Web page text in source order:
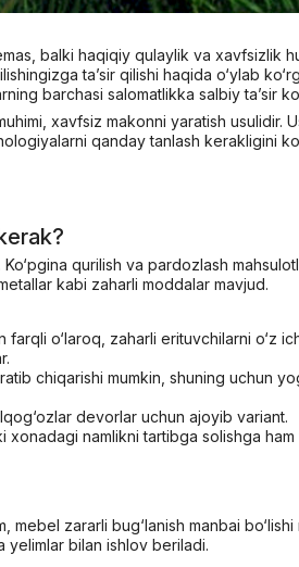
balki haqiqiy qulaylik va xavfsizlik
ta’sir qilishi haqida o‘ylab
barchasi salomatlikka salbiy ta’sir
xavfsiz makonni yaratish usulidir.
qanday tanlash kerakligini
qurilish va pardozlash
kabi zaharli moddalar mavjud.
o‘laroq, zaharli erituvchilarni o‘z
chiqarishi mumkin, shuning uchun
devorlar uchun ajoyib variant.
namlikni tartibga solishga
zararli bug‘lanish manbai bo‘lishi
yelimlar bilan ishlov beriladi.